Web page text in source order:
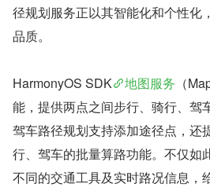
径规划服务正以其智能化和个性化
品质。
HarmonyOS SDK 地图服务 （
能，提供两点之间步行、骑行、驾
驾车路径规划支持添加途径点，还
行、驾车的批量算路功能。不仅如
不同的交通工具及实时路况信息，